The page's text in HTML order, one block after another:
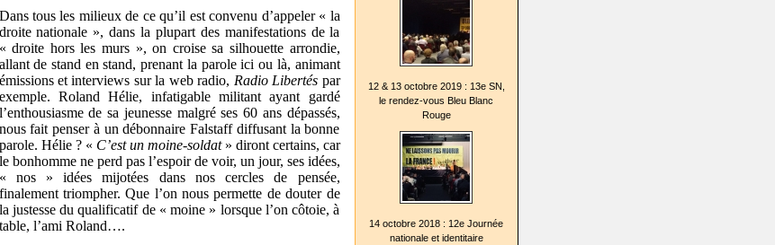
12 & 13 octobre 2019 : 13e SN,
le rendez-vous Bleu Blanc
Rouge
14 octobre 2018 : 12e Journée
nationale et identitaire
Dans tous les milieux de ce qu’il est convenu d’appeler « la
droite nationale », dans la plupart des manifestations de la
« droite hors les murs », on croise sa silhouette arrondie,
allant de stand en stand, prenant la parole ici ou là, animant
émissions et interviews sur la web radio, Radio Libertés par
exemple. Roland Hélie, infatigable militant ayant gardé
l’enthousiasme de sa jeunesse malgré ses 60 ans dépassés,
nous fait penser à un débonnaire Falstaff diffusant la bonne
parole. Hélie ? « C’est un moine-soldat» diront certains, car
le bonhomme ne perd pas l’espoir de voir, un jour, ses idées,
« nos » idées mijotées dans nos cercles de pensée,
finalement triompher. Que l’on nous permette de douter de
la justesse du qualificatif de « moine » lorsque l’on côtoie, à
table, l’ami Roland….